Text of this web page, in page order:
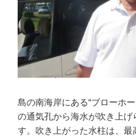
島の南海岸にある“ブローホ
の通気孔から海水が吹き上げ
す。吹き上がった水柱は、最